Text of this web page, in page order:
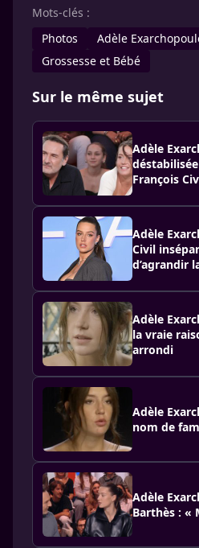
Mots-clés :
Photos
Adèle
Grossesse et Bébé
Sur le même sujet
Adèle
François
Adèle
Civil
d’agrandir
Adèle
la vraie
arrondi
Adèle
nom de
Adèle
Barthès : «